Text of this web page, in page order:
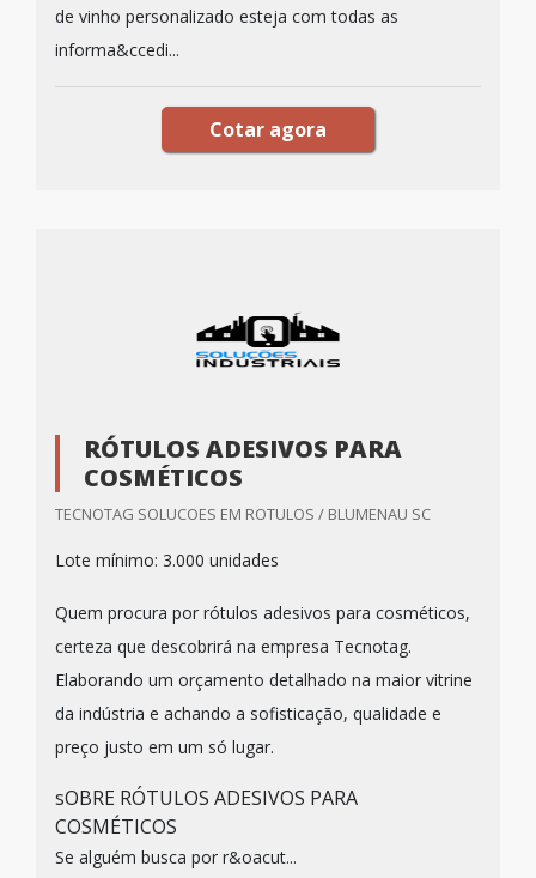
de vinho personalizado esteja com todas as
informa&ccedi...
Cotar agora
RÓTULOS ADESIVOS PARA
COSMÉTICOS
TECNOTAG SOLUCOES EM ROTULOS / BLUMENAU SC
Lote mínimo: 3.000 unidades
Quem procura por rótulos adesivos para cosméticos,
certeza que descobrirá na empresa Tecnotag.
Elaborando um orçamento detalhado na maior vitrine
da indústria e achando a sofisticação, qualidade e
preço justo em um só lugar.
sOBRE RÓTULOS ADESIVOS PARA
COSMÉTICOS
Se alguém busca por r&oacut...